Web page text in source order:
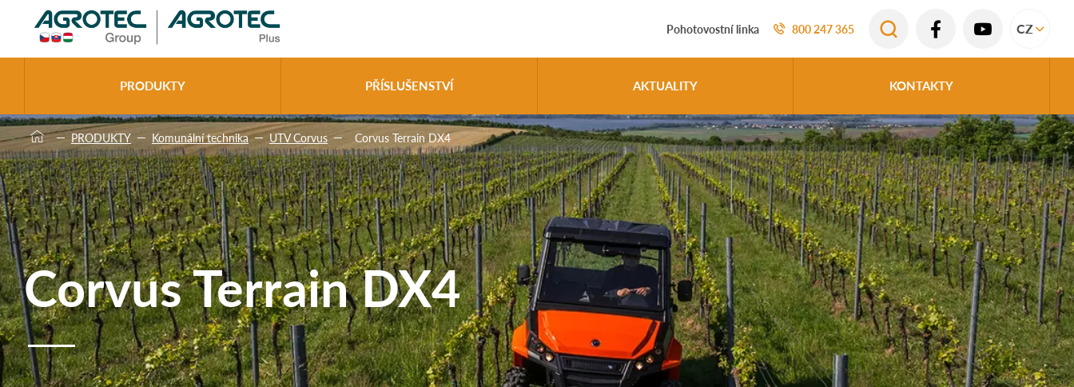
Pohotovostní linka
800 247 365 CZ
PRODUKTY PŘÍSLUŠENSTVÍ AKTUALITY KONTAKTY
PRODUKTY Komunální technika UTV Corvus Corvus Terrain DX4
Corvus Terrain DX4